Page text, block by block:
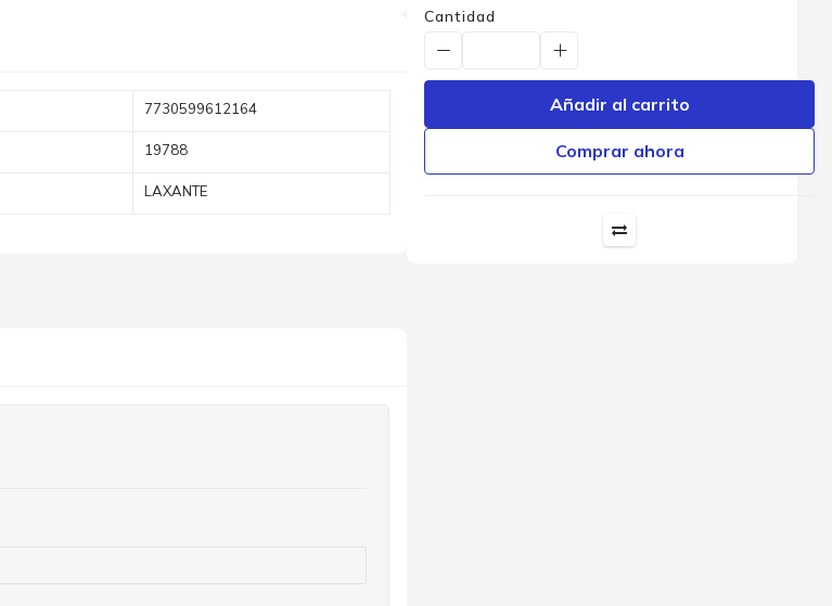
7730599612164
19788
LAXANTE
Cantidad
Añadir al carrito
Comprar ahora